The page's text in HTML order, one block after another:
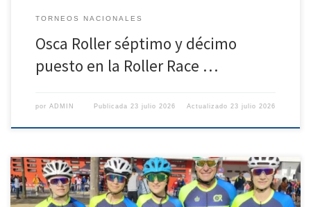
TORNEOS NACIONALES
Osca Roller séptimo y décimo
puesto en la Roller Race …
por ADMIN Publicada23 julio 2026 Actualizado23 julio 2026